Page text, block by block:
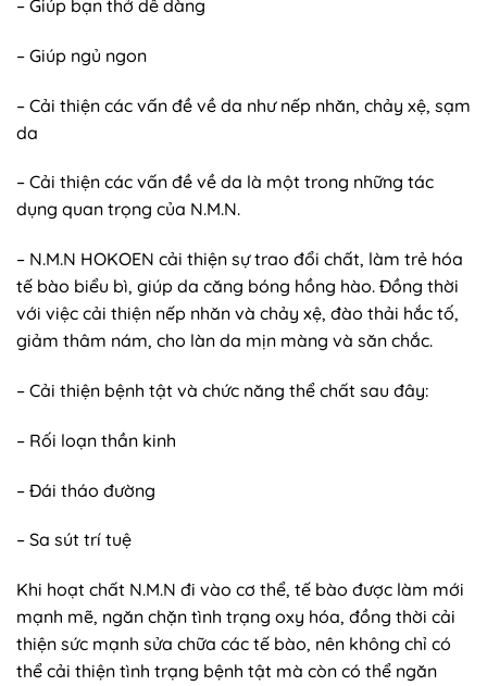
– Giúp bạn thở dễ dàng
– Giúp ngủ ngon
– Cải thiện các vấn đề về da như nếp nhăn, chảy xệ, sạm
da
– Cải thiện các vấn đề về da là một trong những tác
dụng quan trọng của N.M.N.
– N.M.N HOKOEN cải thiện sự trao đổi chất, làm trẻ hóa
tế bào biểu bì, giúp da căng bóng hồng hào. Đồng thời
với việc cải thiện nếp nhăn và chảy xệ, đào thải hắc tố,
giảm thâm nám, cho làn da mịn màng và săn chắc.
– Cải thiện bệnh tật và chức năng thể chất sau đây:
– Rối loạn thần kinh
– Đái tháo đường
– Sa sút trí tuệ
Khi hoạt chất N.M.N đi vào cơ thể, tế bào được làm mới
mạnh mẽ, ngăn chặn tình trạng oxy hóa, đồng thời cải
thiện sức mạnh sửa chữa các tế bào, nên không chỉ có
thể cải thiện tình trạng bệnh tật mà còn có thể ngăn